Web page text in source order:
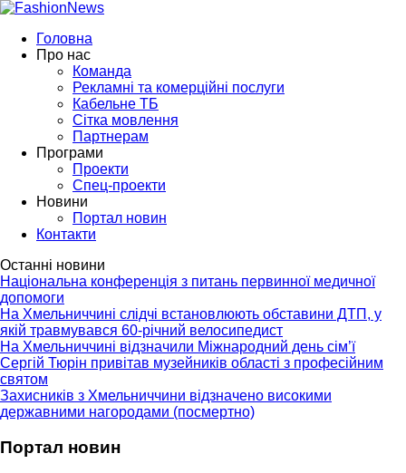
Головна
Про нас
Команда
Рекламні та комерційні послуги
Кабельне ТБ
Сітка мовлення
Партнерам
Програми
Проекти
Спец-проекти
Новини
Портал новин
Контакти
Останні новини
Національна конференція з питань первинної медичної
допомоги
На Хмельниччині слідчі встановлюють обставини ДТП, у
якій травмувався 60-річний велосипедист
На Хмельниччині відзначили Міжнародний день сім’ї
Сергій Тюрін привітав музейників області з професійним
святом
Захисників з Хмельниччини відзначено високими
державними нагородами (посмертно)
Портал новин